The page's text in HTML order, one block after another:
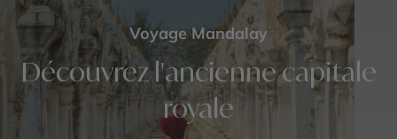
Voyage Mandalay
Découvrez l'ancienne capitale
royale